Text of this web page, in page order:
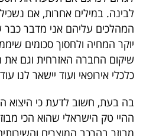
שיתופי
פעולה
דרושים
לבינה. במילים אחרות, אם
המהלכים עליהם אני מדבר כבר
יוקר המחיה ולחסוך סכומים
שיקום החברה האזרחית וגם את
כלכלי אירופאי ועוד יישאר לנו
בה בעת, חשוב לדעת כי היצוא
ההיי טק הישראלי שהוא הכי
מבוזר בהרכב המוצרים